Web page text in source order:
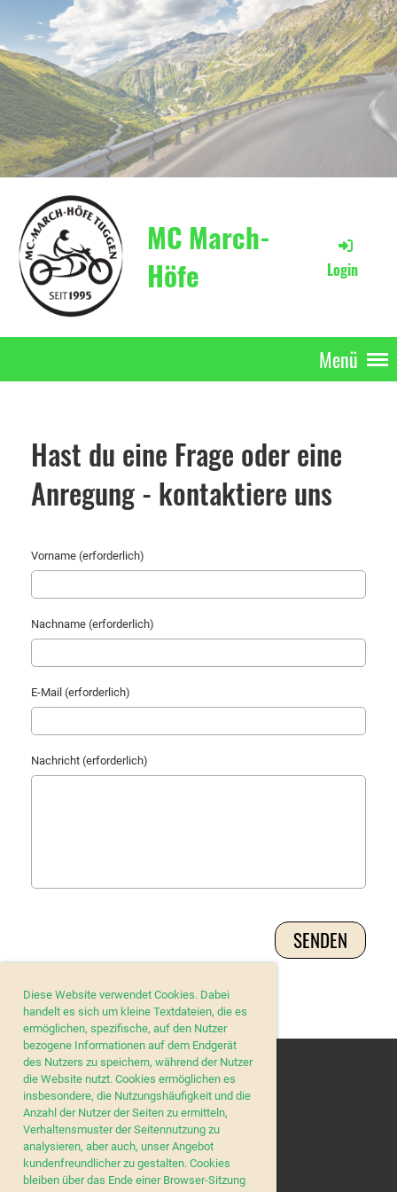
Diese Website verwendet Cookies. Dabei
handelt es sich um kleine Textdateien, die es
ermöglichen, spezifische, auf den Nutzer
bezogene Informationen auf dem Endgerät
des Nutzers zu speichern, während der Nutzer
die Website nutzt. Cookies ermöglichen es
insbesondere, die Nutzungshäufigkeit und die
Anzahl der Nutzer der Seiten zu ermitteln,
Verhaltensmuster der Seitennutzung zu
analysieren, aber auch, unser Angebot
kundenfreundlicher zu gestalten. Cookies
bleiben über das Ende einer Browser-Sitzung
MC March-
Höfe
Login
Menü
Hast du eine Frage oder eine
Anregung - kontaktiere uns
Vorname (erforderlich)
Nachname (erforderlich)
E-Mail (erforderlich)
Nachricht (erforderlich)
© MC March-Höfe